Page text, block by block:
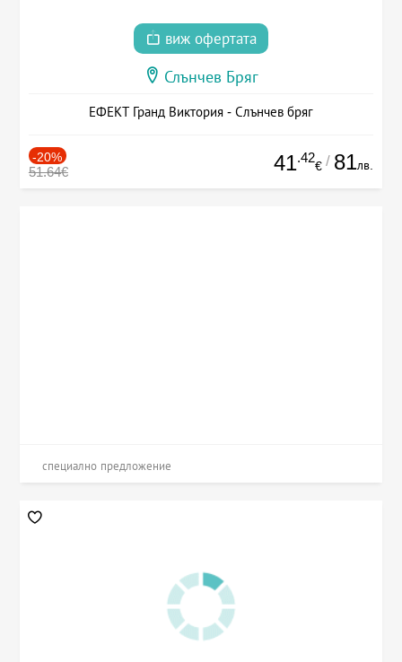
виж офертата
Слънчев Бряг
ЕФЕКТ Гранд Виктория - Слънчев бряг
-20%
51.64€ 41.42
€ / 81лв.
специално предложение